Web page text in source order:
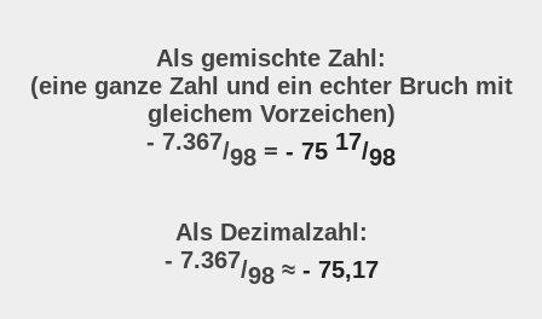
Als gemischte Zahl:
(eine ganze Zahl und ein echter Bruch mit
gleichem Vorzeichen)
- 7.367/98 = - 75 17/98
Als Dezimalzahl:
- 7.367/98≈ - 75,17